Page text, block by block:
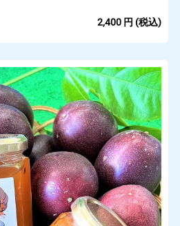
2,400 円 (税込)